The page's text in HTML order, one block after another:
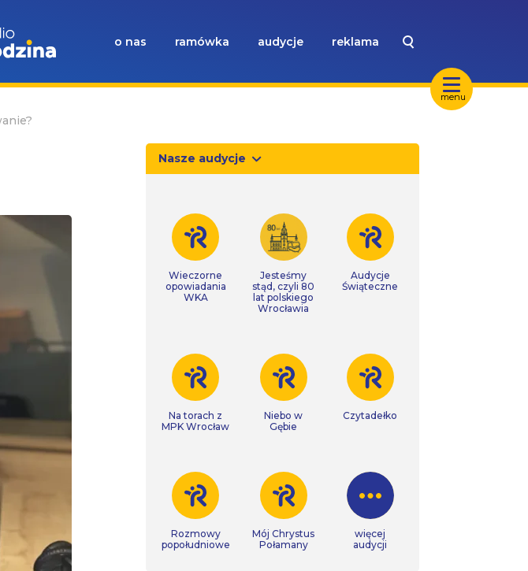
menu
o nas ramówka audycje reklama
Nasze audycje
Wieczorne
opowiadania
WKA
Jesteśmy
stąd, czyli 80
lat polskiego
Wrocławia
Audycje
Świąteczne
Na torach z
MPK Wrocław
Niebo w
Gębie
Czytadełko
Rozmowy
popołudniowe
Mój Chrystus
Połamany
więcej
audycji